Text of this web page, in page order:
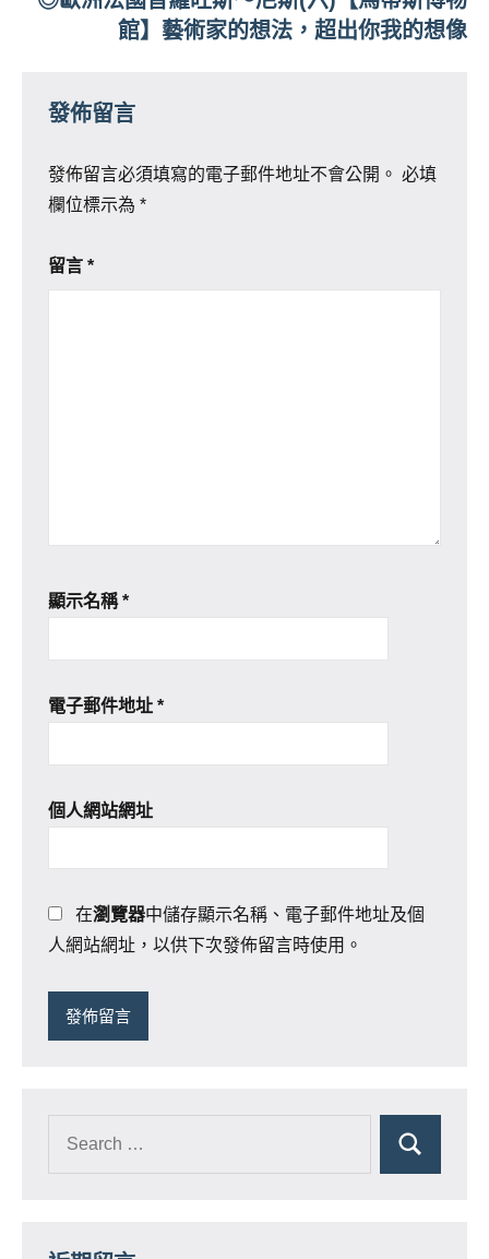
館】藝術家的想法，超出你我的想像
發佈留言
發佈留言必須填寫的電子郵件地址不會公開。 必填
欄位標示為 *
留言 *
顯示名稱*
電子郵件地址 *
個人網站網址
在瀏覽器中儲存顯示名稱、電子郵件地址及個
人網站網址，以供下次發佈留言時使用。